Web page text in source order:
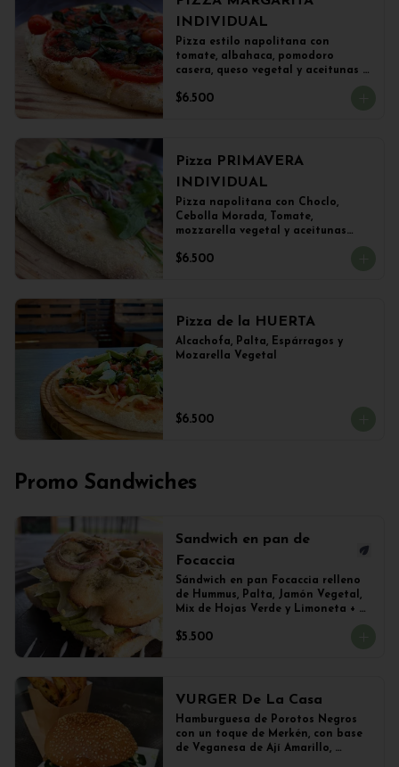
INDIVIDUAL
Pizza estilo napolitana con
tomate, albahaca, pomodoro
casera, queso vegetal y aceitunas
$6.500
Pizza PRIMAVERA
INDIVIDUAL
Pizza napolitana con Choclo,
Cebolla Morada, Tomate,
mozzarella vegetal y aceitunas
$6.500
Pizza de la HUERTA
Alcachofa, Palta, Espárragos y
Mozarella Vegetal
$6.500
Promo Sandwiches
Sandwich en pan de
Focaccia
Sándwich en pan Focaccia relleno
de Hummus, Palta, Jamón Vegetal,
Mix de Hojas Verde y Limoneta +
$5.500
VURGER De La Casa
Hamburguesa de Porotos Negros
con un toque de Merkén, con base
de Veganesa de Ají Amarillo,